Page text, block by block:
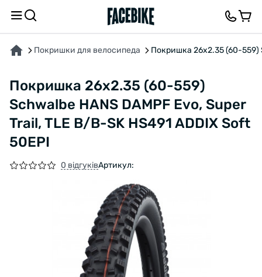
Покришки для велосипеда Покришка 26x2.35 (60-559)
Покришка 26x2.35 (60-559)
Schwalbe HANS DAMPF Evo, Super
Trail, TLE B/B-SK HS491 ADDIX Soft
50EPI
0 відгуківАртикул:
ПРО ТОВАР ХАРАКТЕРИСТИКИВІДГУКИ ТА ЗАПИТАННЯ